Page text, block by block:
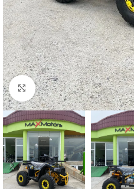
Кликнете, за да увеличите